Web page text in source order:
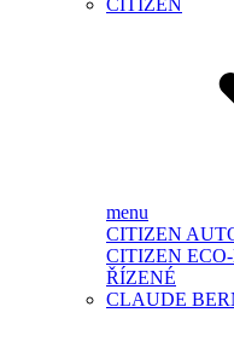
CITIZEN
menu
CITIZEN
CITIZEN
ŘÍZENÉ
CLAUDE